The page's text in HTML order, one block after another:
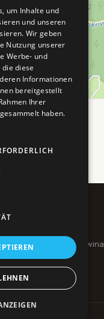
Bosnien & Herzegowina
BTP Reise-Netzwerks.
um Inhalte und
und unseren
Wir geben
Nutzung unserer
Werbe- und
diese
Informationen
bereitgestellt
Ihrer
haben.